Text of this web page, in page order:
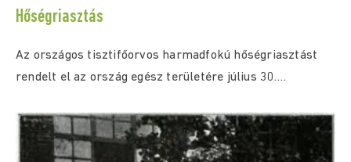
Hőségriasztás
Az országos tisztifőorvos harmadfokú hőségriasztást
rendelt el az ország egész területére július 30.